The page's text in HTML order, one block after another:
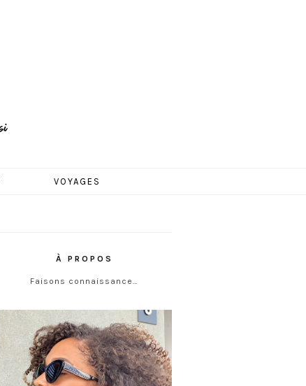
VOYAGES
À PROPOS
Faisons connaissance…